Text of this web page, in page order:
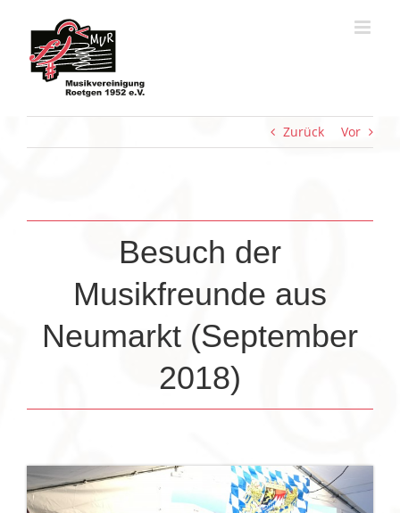
Inhalt
springen
Zurück Vor
Besuch der
Musikfreunde aus
Neumarkt (September
2018)